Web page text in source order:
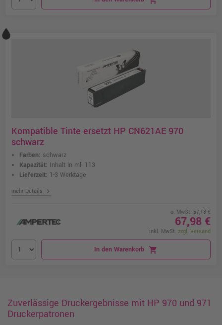
Kompatible Tinte ersetzt HP CN621AE 970
schwarz
Farben: schwarz
Kapazität: Inhalt in ml: 113
Lieferzeit: 1-3 Werktage
mehr Details chevron_right
o. MwSt. 57,13 €
67,98 €
inkl. MwSt. zzgl. Versand
In den Warenkorb shopping_cart
Zuverlässige Druckergebnisse mit HP 970 und 971
Druckerpatronen